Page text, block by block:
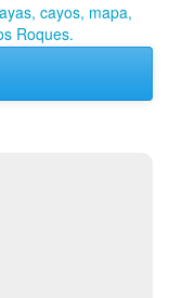
cayos, mapa,
Roques.